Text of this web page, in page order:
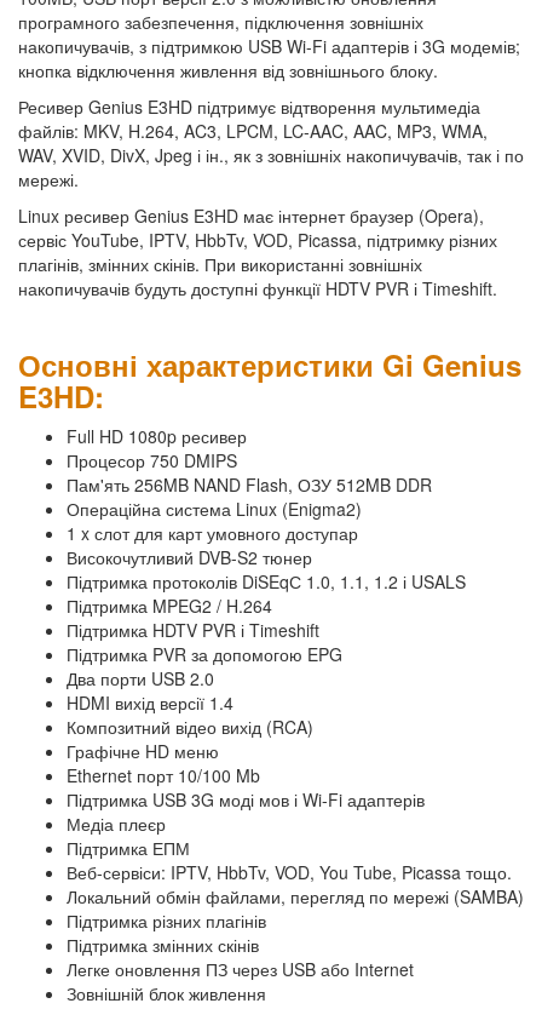
програмного забезпечення, підключення зовнішніх
накопичувачів, з підтримкою USB Wi-Fi адаптерів і 3G модемів;
кнопка відключення живлення від зовнішнього блоку.
Ресивер Genius E3HD підтримує відтворення мультимедіа
файлів: MKV, H.264, AC3, LPCM, LC-AAC, AAC, MP3, WMA,
WAV, XVID, DivX, Jpeg і ін., як з зовнішніх накопичувачів, так і по
мережі.
Linux ресивер Genius E3HD має інтернет браузер (Opera),
сервіс YouTube, IPTV, HbbTv, VOD, Picassa, підтримку різних
плагінів, змінних скінів. При використанні зовнішніх
накопичувачів будуть доступні функції HDTV PVR і Timeshift.
Основні характеристики Gi Genius
E3HD:
Full HD 1080p ресивер
Процесор 750 DMIPS
Пам'ять 256MB NAND Flash, ОЗУ 512MB DDR
Операційна система Linux (Enigma2)
1 x слот для карт умовного доступар
Високочутливий DVB-S2 тюнер
Підтримка протоколів DiSEqС 1.0, 1.1, 1.2 і USALS
Підтримка MPEG2 / H.264
Підтримка HDTV PVR і Timeshift
Підтримка PVR за допомогою EPG
Два порти USB 2.0
HDMI вихід версії 1.4
Композитний відео вихід (RCA)
Графічне HD меню
Ethernet порт 10/100 Mb
Підтримка USB 3G моді мов і Wi-Fi адаптерів
Медіа плеєр
Підтримка ЕПМ
Веб-сервіси: IPTV, HbbTv, VOD, You Tube, Picassa тощо.
Локальний обмін файлами, перегляд по мережі (SAMBA)
Підтримка різних плагінів
Підтримка змінних скінів
Легке оновлення ПЗ через USB або Internet
Зовнішній блок живлення